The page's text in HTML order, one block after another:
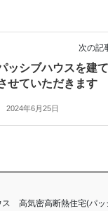
次の記
ッシブハウスを建て
せていただきます
2024年6月25日
高気密高断熱住宅(パ